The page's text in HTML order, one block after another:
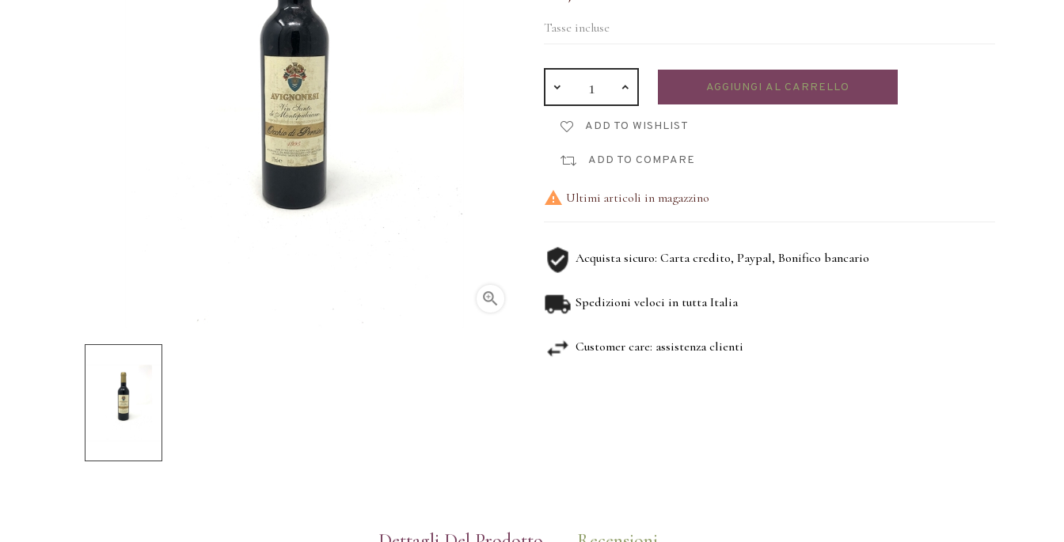

Tasse incluse
AGGIUNGI AL CARRELLO
ADD TO WISHLIST
ADD TO COMPARE
 Ultimi articoli in magazzino
Acquista sicuro: Carta credito, Paypal, Bonifico bancario
Spedizioni veloci in tutta Italia
Customer care: assistenza clienti